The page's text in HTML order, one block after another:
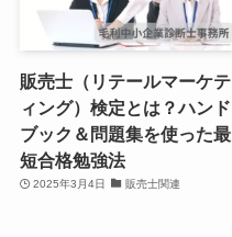
販売士（リテールマーケテ
ィング）検定とは？ハンド
ブック＆問題集を使った最
短合格勉強法
2025年3月4日 販売士関連